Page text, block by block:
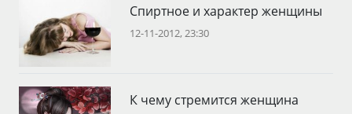
Спиртное и характер женщины
12-11-2012, 23:30
К чему стремится женщина